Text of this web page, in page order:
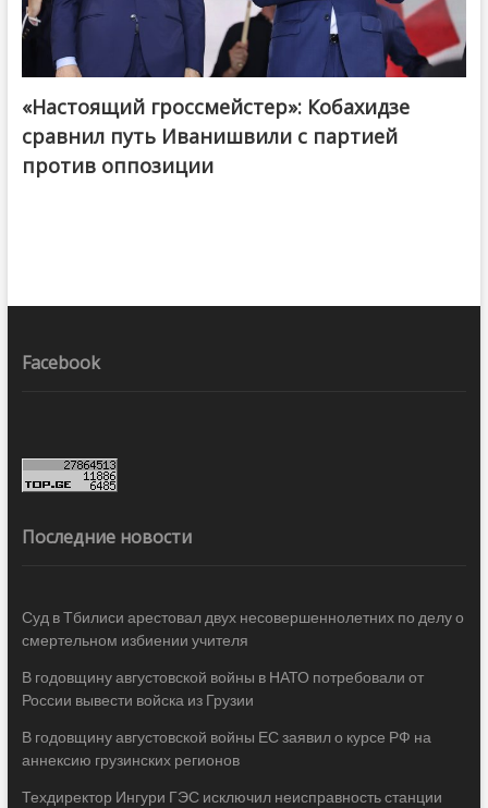
@ქართული ოცნება / Georgian Dream
«Настоящий гроссмейстер»: Кобахидзе
сравнил путь Иванишвили с партией
против оппозиции
Facebook
Последние новости
Суд в Тбилиси арестовал двух несовершеннолетних по делу о
смертельном избиении учителя
В годовщину августовской войны в НАТО потребовали от
России вывести войска из Грузии
В годовщину августовской войны ЕС заявил о курсе РФ на
аннексию грузинских регионов
Техдиректор Ингури ГЭС исключил неисправность станции